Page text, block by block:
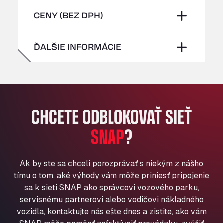
Bühlwiesenweg 15, 72221
All 4 Trucks
American Truck Wash
Av. des Etats-Unis 90, 6041
AP7 Salida 2, C/ Bassegoda, 4, 17700
Andamur Pamplona
A-15 Salida Imarcoain, 31119
Aut A1 Exit 385, 01207
Anglia Motel
Washway Road, PE12 8LT
Anpol Sp. z o.o.
Ul. Torunska 147, 85884
nedeľa –
piatok –
nedeľa –
CENY (BEZ DPH)
ĎALŠIE INFORMÁCIE
CHCETE ODBLOKOVAŤ SIEŤ
SNAP?
Ak by ste sa chceli porozprávať s niekým z nášho
tímu o tom, aké výhody vám môže priniesť pripojenie
sa k sieti SNAP ako správcovi vozového parku,
servisnému partnerovi alebo vodičovi nákladného
vozidla, kontaktujte nás ešte dnes a zistite, ako vám